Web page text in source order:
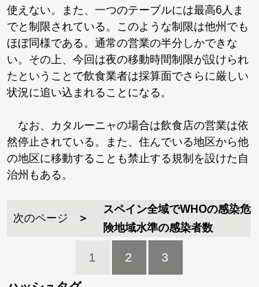
使えない。また、一つのテーブルには最高6人ま
でと制限されている。このような制限は他州でも
ほぼ同様である。通常の営業の半分しかできな
い。その上、今回は夜の移動時間制限が設けられ
たということで飲食業者は採算面でさらに厳しい
状況に追い込まれることになる。
なお、カタルーニャの場合は飲食店の営業は依
然停止されている。また、住んでいる地区から他
の地区に移動することも禁止する規制を設けた自
治州もある。
次のページ
スペイン全域でWHOの感染危
険地域水準の感染者数
1 2 3